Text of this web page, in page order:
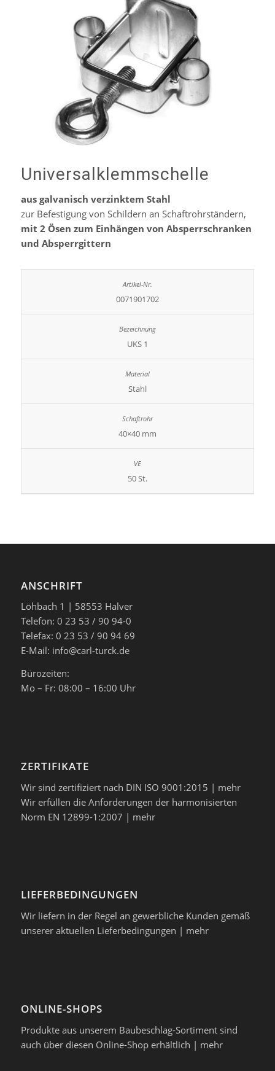
Universalklemmschelle
aus galvanisch verzinktem Stahl
zur Befestigung von Schildern an Schaftrohrständern,
mit 2 Ösen zum Einhängen von Absperrschranken
und Absperrgittern
0071901702
UKS 1
Stahl
40×40 mm
50 St.
ANSCHRIFT
Löhbach 1 | 58553 Halver
Telefon: 0 23 53 / 90 94-0
Telefax: 0 23 53 / 90 94 69
E-Mail: info@carl-turck.de
Bürozeiten:
Mo – Fr: 08:00 – 16:00 Uhr
ZERTIFIKATE
Wir sind zertifiziert nach DIN ISO 9001:2015 | mehr
Wir erfüllen die Anforderungen der harmonisierten
Norm EN 12899-1:2007 | mehr
LIEFERBEDINGUNGEN
Wir liefern in der Regel an gewerbliche Kunden gemäß
unserer aktuellen Lieferbedingungen | mehr
ONLINE-SHOPS
Produkte aus unserem Baubeschlag-Sortiment sind
auch über diesen Online-Shop erhältlich | mehr